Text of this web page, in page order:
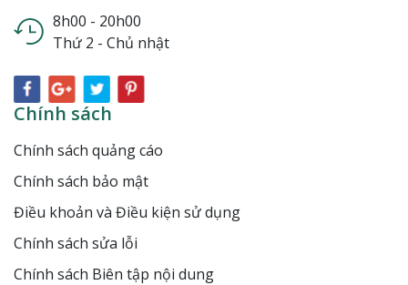
8h00 - 20h00
Thứ 2 - Chủ nhật
Chính sách
Chính sách quảng cáo
Chính sách bảo mật
Điều khoản và Điều kiện sử dụng
Chính sách sửa lỗi
Chính sách Biên tập nội dung